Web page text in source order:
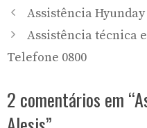
Assistência
Assistência técnica
Telefone 0800
2 comentários em